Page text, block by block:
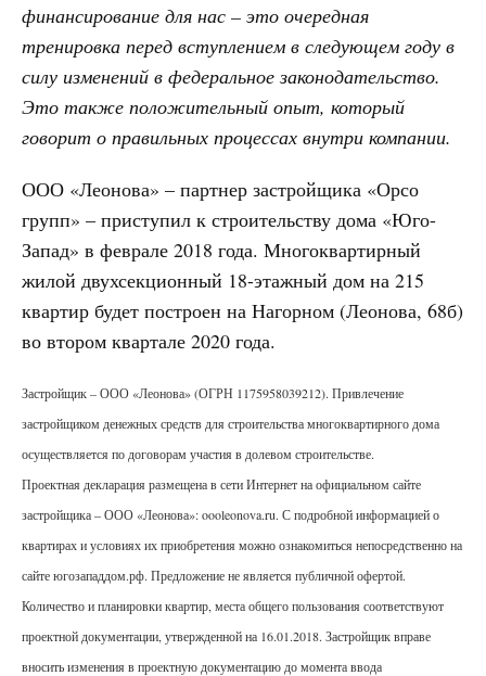
финансирование для нас – это очередная
тренировка перед вступлением в следующем году в
силу изменений в федеральное законодательство.
Это также положительный опыт, который
говорит о правильных процессах внутри компании.
ООО «Леонова» – партнер застройщика «Орсо
групп» – приступил к строительству дома «Юго-
Запад» в феврале 2018 года. Многоквартирный
жилой двухсекционный 18-этажный дом на 215
квартир будет построен на Нагорном (Леонова, 68б)
во втором квартале 2020 года.
Застройщик – ООО «Леонова» (ОГРН 1175958039212). Привлечение
застройщиком денежных средств для строительства многоквартирного дома
осуществляется по договорам участия в долевом строительстве.
Проектная декларация размещена в сети Интернет на официальном сайте
застройщика – ООО «Леонова»: oooleonova.ru. С подробной информацией о
квартирах и условиях их приобретения можно ознакомиться непосредственно на
сайте югозападдом.рф. Предложение не является публичной офертой.
Количество и планировки квартир, места общего пользования соответствуют
проектной документации, утвержденной на 16.01.2018. Застройщик вправе
вносить изменения в проектную документацию до момента ввода